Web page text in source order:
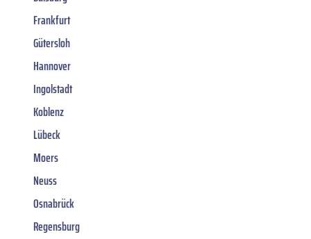
Frankfurt
Gütersloh
Hannover
Ingolstadt
Koblenz
Lübeck
Moers
Neuss
Osnabrück
Regensburg